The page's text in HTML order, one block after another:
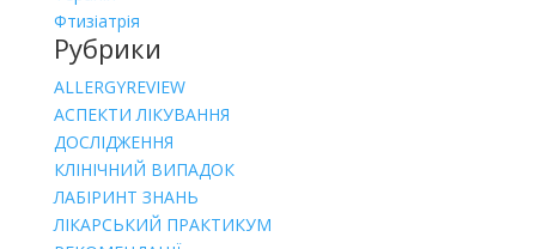
Фтизіатрія
Рубрики
ALLERGYREVIEW
АСПЕКТИ ЛІКУВАННЯ
ДОСЛІДЖЕННЯ
КЛІНІЧНИЙ ВИПАДОК
ЛАБІРИНТ ЗНАНЬ
ЛІКАРСЬКИЙ ПРАКТИКУМ